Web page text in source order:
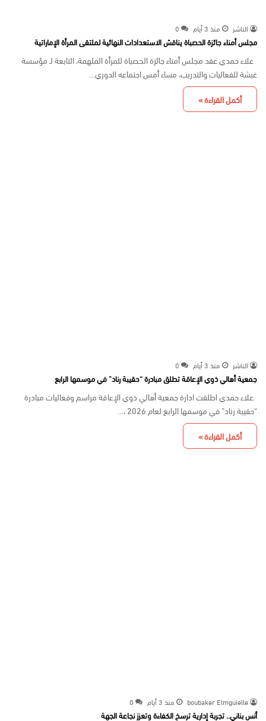
الناشر منذ 3 أيام 0
مجلس أمناء جائزة الحصباة يناقش الاستعدادات النهائية لملتقى المرأة الإماراتية
علاء حمدي عقد مجلس أمناء جائزة الحصباة للمرأة الملهمة، التابعة لـ مؤسسة
غبشة للفعاليات والتدريب، مساء أمس اجتماعه الدوري…
أكمل القراءة »
الناشر منذ 3 أيام 0
جمعية أهالي ذوي الإعاقة تطلق مبادرة “حقيبة رناد” في موسمها الرابع
علاء حمدي اطلقت ادارة جمعية أهالي ذوي الإعاقة مراسم وفعاليات مبادرة
“حقيبة رناد” في موسمها الرابع لعام 2026 ،…
أكمل القراءة »
boubaker Elmguielle منذ 3 أيام 0
أنس بناني.. تجربة إدارية ترسخ الكفاءة وتعزز نجاعة الجهة